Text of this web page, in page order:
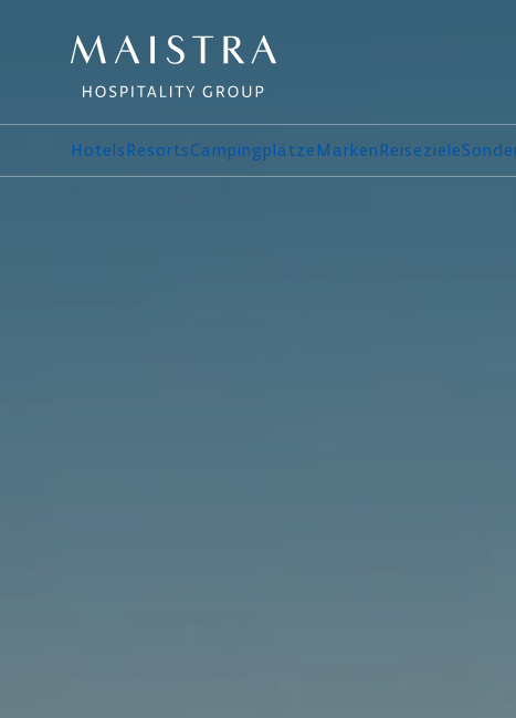
Hotels ResortsCampingplätze Marken Reiseziele